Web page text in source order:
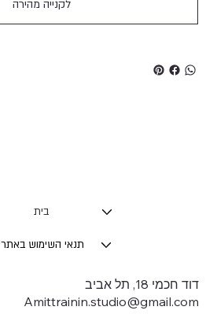
לקנייה מהירה
בית
תנאי השימוש באתר
דוד חכמי 18, תל אביב
Amittrainin.studio@gmail.com